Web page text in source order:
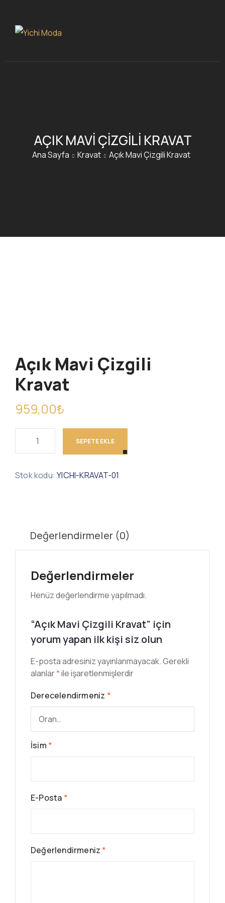
AÇIK MAVI ÇIZGILI KRAVAT
Ana Sayfa Kravat Açık Mavi Çizgili Kravat
Açık Mavi Çizgili
Kravat
959,00₺
SEPETE EKLE
Stok kodu:YICHI-KRAVAT-01
Değerlendirmeler (0)
Değerlendirmeler
Henüz değerlendirme yapılmadı.
“Açık Mavi Çizgili Kravat” için
yorum yapan ilk kişi siz olun
E-posta adresiniz yayınlanmayacak.Gerekli
alanlar*ile işaretlenmişlerdir
Derecelendirmeniz *
Değerlendirmeniz *
İsim *
E-Posta *